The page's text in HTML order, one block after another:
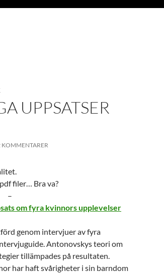
UPPSATSER
KOMMENTARER
filer… Bra va?
–
om fyra kvinnors upplevelser
genom intervjuer av fyra
Antonovskys teori om
tillämpades på resultaten.
har haft svårigheter i sin barndom